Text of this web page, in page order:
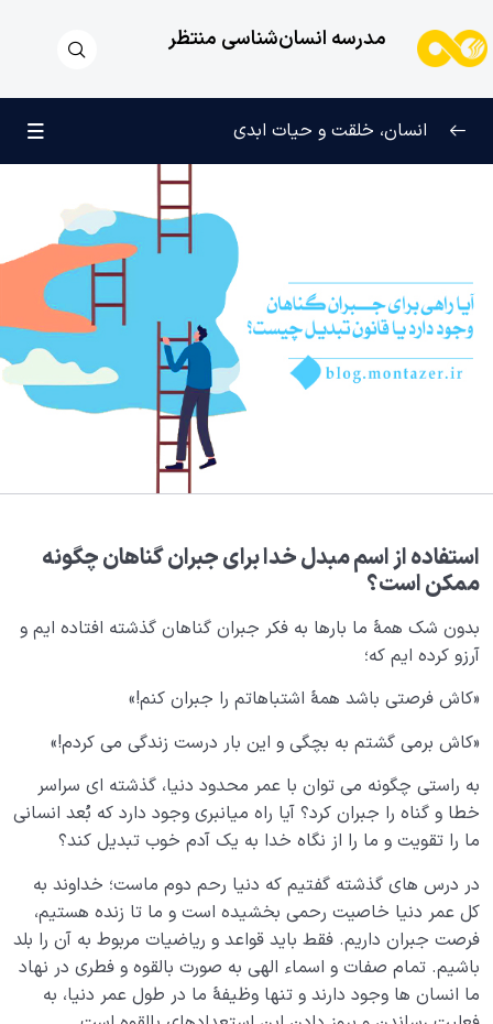
مدرسه انسان‌شناسی منتظر
0/5
چرا آفریده شده‌ایم؟ 0/4
راز شادی و آرامش پایدار
بلوغ کودک عزیز روان 0/8
قضا و قدر و اختیار 0/13
ابتلاء و امتحان در زندگی
آیا پرهیزکاری به معنای ترس از خداست یا مفهوم دیگری
دارد؟
راه های کسب تقوا چیست و برای با تقوا شدن چه مراقبت
هایی لازم است؟
اهمیت تقوا در چیست؛ آیا تقوا از محدود شدن ما جلوگیری
می‌کند؟
سنت ابتلا یعنی چه؛ راز سختی ها و رنج های زندگی چیست؟
منظور از حجاب عادت چیست؛ چگونه دوباره شگفتی را
ببینیم؟
آیا سرنوشت ما از پیش نوشته شده یا تغییر در زندگی امکان
پذیر است؟
انسان، خلقت و حیات ابدی
استفاده از اسم مبدل خدا برای جبران گناهان چگونه
ممکن است؟
بدون شک همۀ ما بارها به فکر جبران گناهان گذشته افتاده ایم و
آرزو کرده ایم که؛
«کاش فرصتی باشد همۀ اشتباهاتم را جبران کنم!»
«کاش برمی گشتم به بچگی و این بار درست زندگی می کردم!»
به راستی چگونه می توان با عمر محدود دنیا، گذشته ای سراسر
خطا و گناه را جبران کرد؟ آیا راه میانبری وجود دارد که بُعد انسانی
ما را تقویت و ما را از نگاه خدا به یک آدم خوب تبدیل کند؟
در درس های گذشته گفتیم که دنیا رحم دوم ماست؛ خداوند به
کل عمر دنیا خاصیت رحمی بخشیده است و ما تا زنده هستیم،
فرصت جبران داریم. فقط باید قواعد و ریاضیات مربوط به آن را بلد
باشیم. تمام صفات و اسماء الهی به صورت بالقوه و فطری در نهاد
ما انسان ها وجود دارند و تنها وظیفۀ ما در طول عمر دنیا، به